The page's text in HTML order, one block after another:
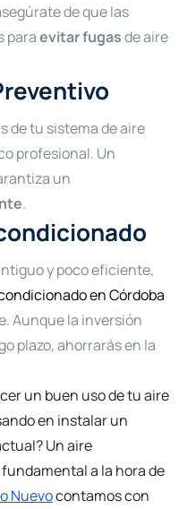
de que las
paraevitar fugasde aire
de tu sistema de aire
profesional. Un
un
.
y poco eficiente,
en Córdoba
Aunque la inversión
plazo, ahorrarás en la
un buen uso de tu aire
en instalar un
Un aire
a la hora de
Nuevocontamos con